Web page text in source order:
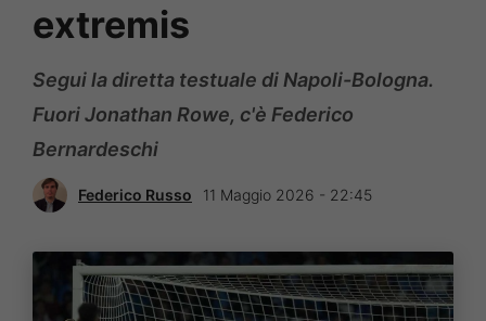
extremis
Segui la diretta testuale di Napoli-Bologna.
Fuori Jonathan Rowe, c'è Federico
Bernardeschi
Federico Russo 11 Maggio 2026 - 22:45